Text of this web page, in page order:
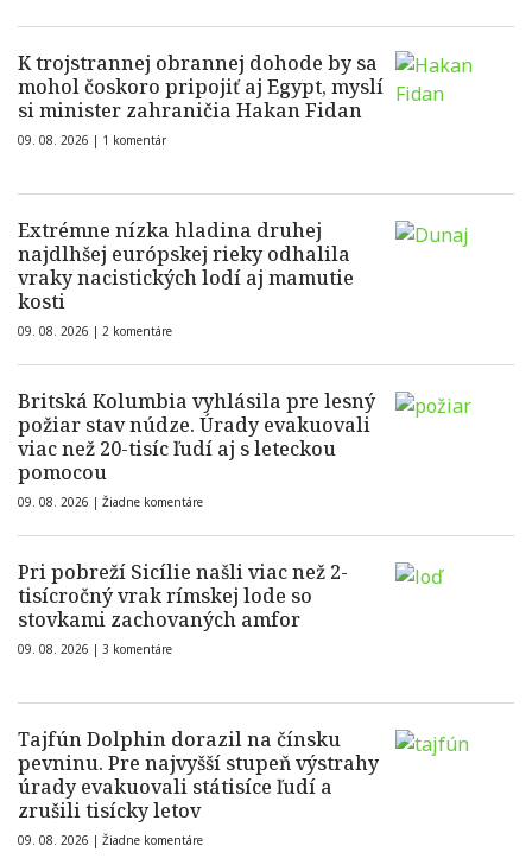
K trojstrannej obrannej dohode by sa
mohol čoskoro pripojiť aj Egypt, myslí
si minister zahraničia Hakan Fidan
09. 08. 2026 | 1 komentár
Extrémne nízka hladina druhej
najdlhšej európskej rieky odhalila
vraky nacistických lodí aj mamutie
kosti
09. 08. 2026 | 2 komentáre
Britská Kolumbia vyhlásila pre lesný
požiar stav núdze. Úrady evakuovali
viac než 20-tisíc ľudí aj s leteckou
pomocou
09. 08. 2026 | Žiadne komentáre
Pri pobreží Sicílie našli viac než 2-
tisícročný vrak rímskej lode so
stovkami zachovaných amfor
09. 08. 2026 | 3 komentáre
Tajfún Dolphin dorazil na čínsku
pevninu. Pre najvyšší stupeň výstrahy
úrady evakuovali státisíce ľudí a
zrušili tisícky letov
09. 08. 2026 | Žiadne komentáre